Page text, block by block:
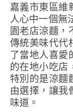
嘉義市東區
人心中一個無
園老店涼麵，
傳統美味代代
了當地人喜愛
的在地小吃店
特別的是涼麵
由選擇，讓我
味道。